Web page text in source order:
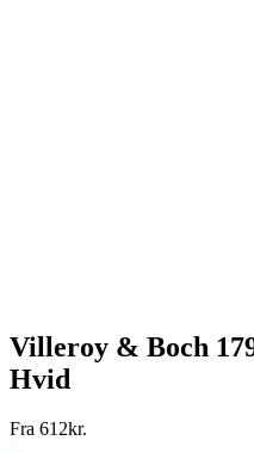
Villeroy & Boch
Hvid
Fra 612kr.